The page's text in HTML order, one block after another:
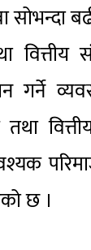
सोभन्दा
वित्तीय
गर्ने
तथा
छ ।